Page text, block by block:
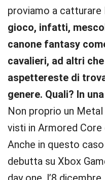
proviamo a catturare
gioco, infatti,
canone fantasy
cavalieri, ad altri
aspettereste di
genere. Quali? In
Non proprio un Metal
visti in Armored Core
Anche in questo
debutta su Xbox